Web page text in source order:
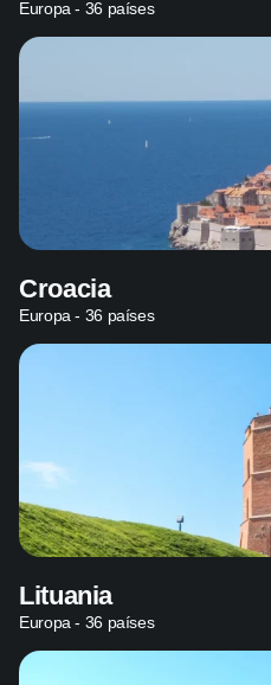
Europa - 36 países
Croacia
Europa - 36 países
Lituania
Europa - 36 países